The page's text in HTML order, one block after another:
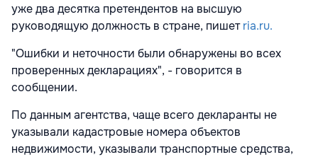
уже два десятка претендентов на высшую
руководящую должность в стране, пишетria.ru.
"Ошибки и неточности были обнаружены во всех
проверенных декларациях", - говорится в
сообщении.
По данным агентства, чаще всего декларанты не
указывали кадастровые номера объектов
недвижимости, указывали транспортные средства,